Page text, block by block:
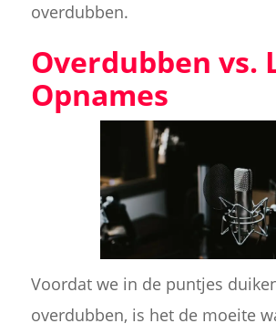
overdubben.
Overdubben vs.
Opnames
Voordat we in de puntjes
overdubben, is het de moeite